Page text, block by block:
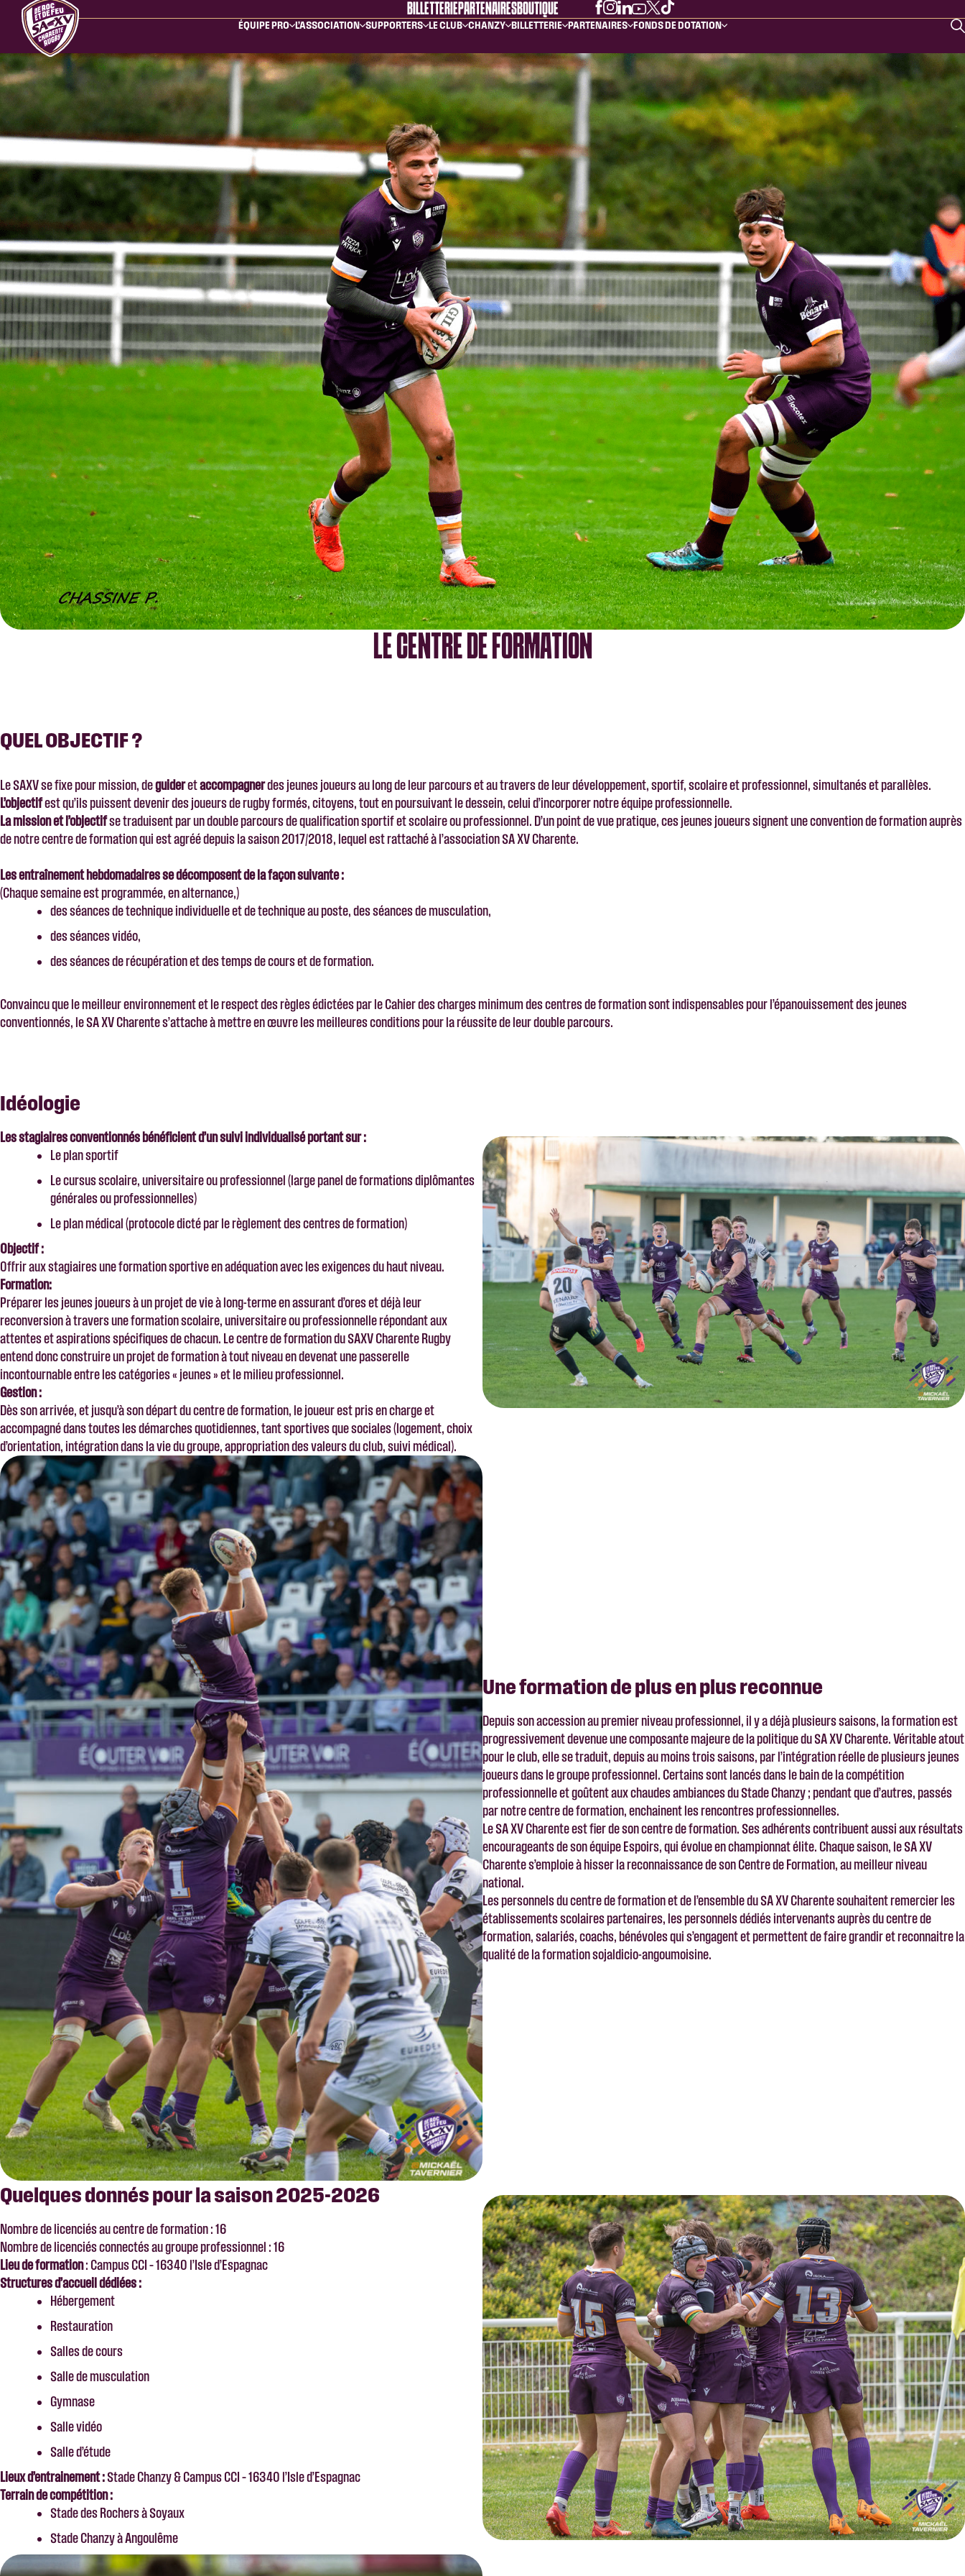
BILLETTERIEPARTENAIRESBOUTIQUE
ÉQUIPE PRO L’ASSOCIATION SUPPORTERS LE CLUB CHANZY BILLETTERIE PARTENAIRES FONDS DE DOTATION
LE CENTRE DE FORMATION
QUEL OBJECTIF ?
Le SAXV se fixe pour mission, deguideretaccompagnerdes jeunes joueurs au long de leur parcours et au travers de leur développement, sportif, scolaire et professionnel, simultanés et parallèles.
L’objectifest qu’ils puissent devenir des joueurs de rugby formés, citoyens, tout en poursuivant le dessein, celui d’incorporer notre équipe professionnelle.
La mission et l’objectifse traduisent par un double parcours de qualification sportif et scolaire ou professionnel. D’un point de vue pratique, ces jeunes joueurs signent une convention de formation auprès
de notre centre de formation qui est agréé depuis la saison 2017/2018, lequel est rattaché à l’association SA XV Charente.
Les entraînement hebdomadaires se décomposent de la façon suivante :
(Chaque semaine est programmée, en alternance,)
des séances de technique individuelle et de technique au poste, des séances de musculation,
des séances vidéo,
des séances de récupération et des temps de cours et de formation.
Convaincu que le meilleur environnement et le respect des règles édictées par le Cahier des charges minimum des centres de formation sont indispensables pour l’épanouissement des jeunes
conventionnés, le SA XV Charente s’attache à mettre en œuvre les meilleures conditions pour la réussite de leur double parcours.
Idéologie
Les stagiaires conventionnés bénéficient d’un suivi individualisé portant sur :
Le plan sportif
Le cursus scolaire, universitaire ou professionnel (large panel de formations diplômantes
générales ou professionnelles)
Le plan médical (protocole dicté par le règlement des centres de formation)
Objectif :
Offrir aux stagiaires une formation sportive en adéquation avec les exigences du haut niveau.
Formation:
Préparer les jeunes joueurs à un projet de vie à long-terme en assurant d’ores et déjà leur
reconversion à travers une formation scolaire, universitaire ou professionnelle répondant aux
attentes et aspirations spécifiques de chacun. Le centre de formation du SAXV Charente Rugby
entend donc construire un projet de formation à tout niveau en devenat une passerelle
incontournable entre les catégories « jeunes » et le milieu professionnel.
Gestion :
Dès son arrivée, et jusqu’à son départ du centre de formation, le joueur est pris en charge et
accompagné dans toutes les démarches quotidiennes, tant sportives que sociales (logement, choix
d’orientation, intégration dans la vie du groupe, appropriation des valeurs du club, suivi médical).
Une formation de plus en plus reconnue
Depuis son accession au premier niveau professionnel, il y a déjà plusieurs saisons, la formation est
progressivement devenue une composante majeure de la politique du SA XV Charente. Véritable atout
pour le club, elle se traduit, depuis au moins trois saisons, par l’intégration réelle de plusieurs jeunes
joueurs dans le groupe professionnel. Certains sont lancés dans le bain de la compétition
professionnelle et goûtent aux chaudes ambiances du Stade Chanzy ; pendant que d’autres, passés
par notre centre de formation, enchainent les rencontres professionnelles.
Le SA XV Charente est fier de son centre de formation. Ses adhérents contribuent aussi aux résultats
encourageants de son équipe Espoirs, qui évolue en championnat élite. Chaque saison, le SA XV
Charente s’emploie à hisser la reconnaissance de son Centre de Formation, au meilleur niveau
national.
Les personnels du centre de formation et de l’ensemble du SA XV Charente souhaitent remercier les
établissements scolaires partenaires, les personnels dédiés intervenants auprès du centre de
formation, salariés, coachs, bénévoles qui s’engagent et permettent de faire grandir et reconnaitre la
qualité de la formation sojaldicio-angoumoisine.
Quelques donnés pour la saison 2025-2026
Nombre de licenciés au centre de formation : 16
Nombre de licenciés connectés au groupe professionnel : 16
Lieu de formation: Campus CCI – 16340 l’Isle d’Espagnac
Structures d’accueil dédiées :
Hébergement
Restauration
Salles de cours
Salle de musculation
Gymnase
Salle vidéo
Salle d’étude
Lieux d’entrainement :Stade Chanzy & Campus CCI – 16340 l’Isle d’Espagnac
Terrain de compétition :
Stade des Rochers à Soyaux
Stade Chanzy à Angoulême